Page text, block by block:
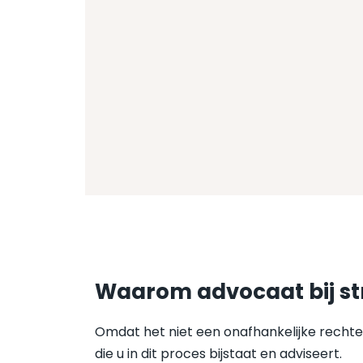
Waarom advocaat bij
Omdat het niet een onafhankelijke
die u in dit proces bijstaat en adviseert.